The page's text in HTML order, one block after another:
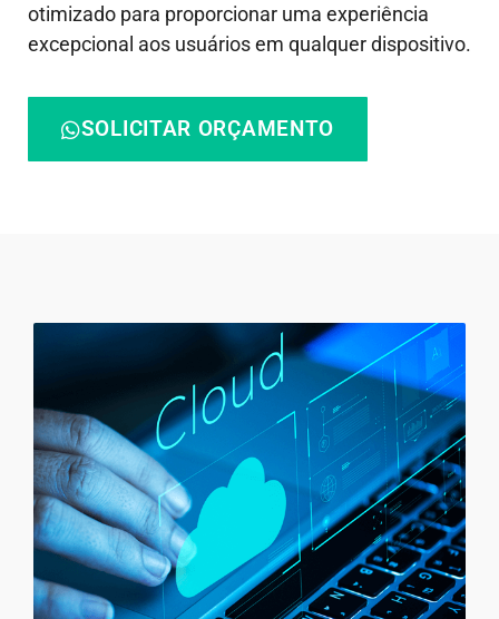
otimizado para proporcionar uma experiência
excepcional aos usuários em qualquer dispositivo.
SOLICITAR ORÇAMENTO